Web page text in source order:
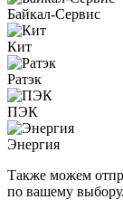
Байкал-Сервис
Кит
Ратэк
ПЭК
Энергия
Также можем
по вашему выбору.